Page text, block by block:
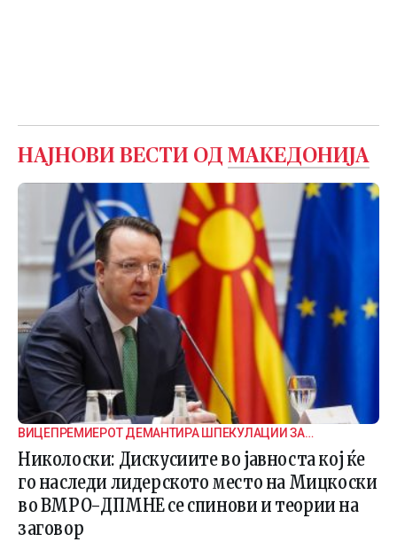
НАЈНОВИ ВЕСТИ ОД МАКЕДОНИЈА
ВИЦЕПРЕМИЕРОТ ДЕМАНТИРА ШПЕКУЛАЦИИ ЗА
ВНАТРЕПАРТИСКИ ПОДЕЛБИ
Николоски: Дискусиите во јавноста кој ќе
го наследи лидерското место на Мицкоски
во ВМРО-ДПМНЕ се спинови и теории на
заговор